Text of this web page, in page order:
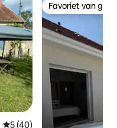
Gemiddelde beoordeling
5 (40)
Favoriet van
Favoriet van